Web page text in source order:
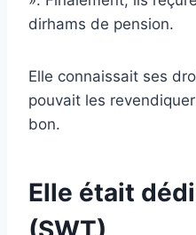
dirhams de pension.
Elle connaissait ses
pouvait les
bon.
Elle était